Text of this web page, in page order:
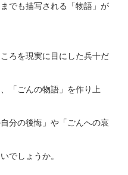
でも描写される「物語」が
ろを現実に目にした兵十だ
「ごんの物語」を作り上
分の後悔」や「ごんへの哀
でしょうか。